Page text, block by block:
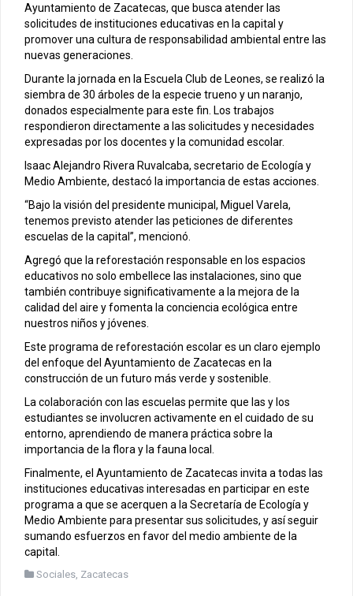
Ayuntamiento de Zacatecas, que busca atender las
solicitudes de instituciones educativas en la capital y
promover una cultura de responsabilidad ambiental entre las
nuevas generaciones.
Durante la jornada en la Escuela Club de Leones, se realizó la
siembra de 30 árboles de la especie trueno y un naranjo,
donados especialmente para este fin. Los trabajos
respondieron directamente a las solicitudes y necesidades
expresadas por los docentes y la comunidad escolar.
Isaac Alejandro Rivera Ruvalcaba, secretario de Ecología y
Medio Ambiente, destacó la importancia de estas acciones.
“Bajo la visión del presidente municipal, Miguel Varela,
tenemos previsto atender las peticiones de diferentes
escuelas de la capital”, mencionó.
Agregó que la reforestación responsable en los espacios
educativos no solo embellece las instalaciones, sino que
también contribuye significativamente a la mejora de la
calidad del aire y fomenta la conciencia ecológica entre
nuestros niños y jóvenes.
Este programa de reforestación escolar es un claro ejemplo
del enfoque del Ayuntamiento de Zacatecas en la
construcción de un futuro más verde y sostenible.
La colaboración con las escuelas permite que las y los
estudiantes se involucren activamente en el cuidado de su
entorno, aprendiendo de manera práctica sobre la
importancia de la flora y la fauna local.
Finalmente, el Ayuntamiento de Zacatecas invita a todas las
instituciones educativas interesadas en participar en este
programa a que se acerquen a la Secretaría de Ecología y
Medio Ambiente para presentar sus solicitudes, y así seguir
sumando esfuerzos en favor del medio ambiente de la
capital.
Sociales, Zacatecas